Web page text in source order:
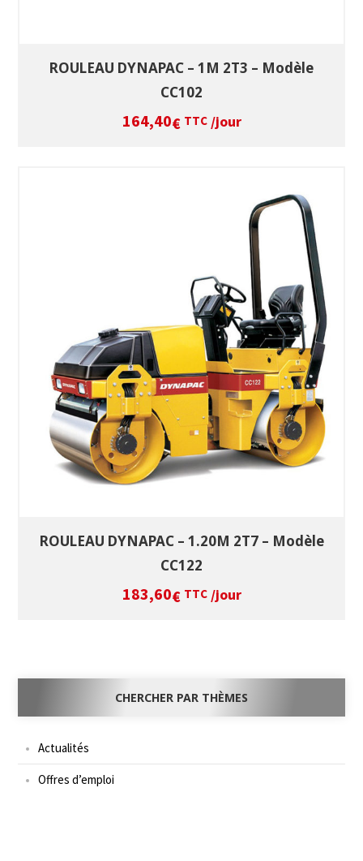
ROULEAU DYNAPAC – 1M 2T3 – Modèle
CC102
164,40€ TTC /jour
SÉLECTIONNEZ LES DATES
VOIR LE PRODUIT
ROULEAU DYNAPAC – 1.20M 2T7 – Modèle
CC122
183,60€ TTC /jour
CHERCHER PAR THÈMES
Actualités
Offres d’emploi